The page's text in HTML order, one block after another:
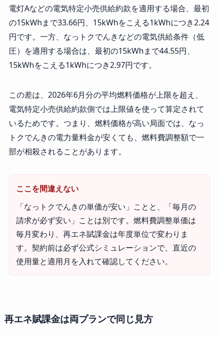
電灯Aなどの電気特定小売供給約款を適用する場合、最初
の15kWhまで33.66円、15kWhをこえる1kWhにつき2.24
円です。一方、なっトクでんきなどの電気供給条件（低
圧）を適用する場合は、最初の15kWhまで44.55円、
15kWhをこえる1kWhにつき2.97円です。
この差は、2026年6月分の平均燃料価格が上限を超え、
電気特定小売供給約款側では上限値を使って算定されて
いるためです。つまり、燃料価格が高い局面では、なっ
トクでんきの電力量料金が安くても、燃料費調整額で一
部が相殺されることがあります。
ここを間違えない
「なっトクでんきの単価が安い」ことと、「毎月の
請求が必ず安い」ことは別です。燃料費調整単価は
毎月変わり、再エネ賦課金は年度単位で変わりま
す。契約前は必ず公式シミュレーションで、直近の
使用量と適用月を入れて確認してください。
再エネ賦課金は両プランで同じ見方